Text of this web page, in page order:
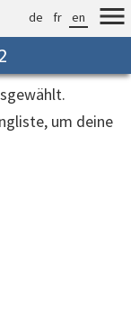
de fr en
um deine